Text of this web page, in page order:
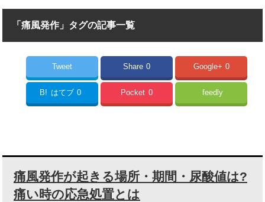
「痛風発作」タグの記事一覧
Tweet Share 0 Google+ 0
B! はてブ 0 Pocket 0 feedly
痛風発作が起きる場所・期間・尿酸値は?
痛い時の応急処置とは